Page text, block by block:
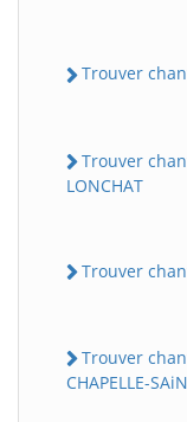
Trouver
Trouver
LONCHAT
Trouver
Trouver
CHAPELLE-
Assistant en